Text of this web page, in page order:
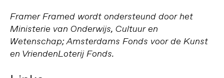
Framer Framed wordt ondersteund door het
Ministerie van Onderwijs, Cultuur en
Wetenschap; Amsterdams Fonds voor de Kunst
en VriendenLoterij Fonds.